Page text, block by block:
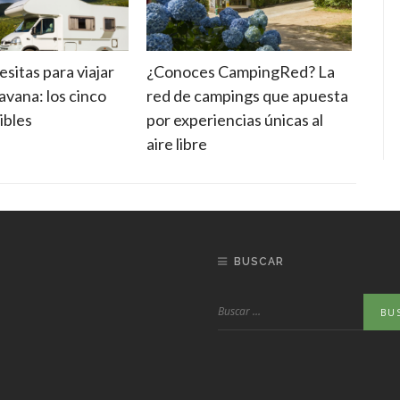
para viajar
los cinco
¿Conoces CampingRed? La
red de campings que apuesta
por experiencias únicas al
aire libre
BUSCAR